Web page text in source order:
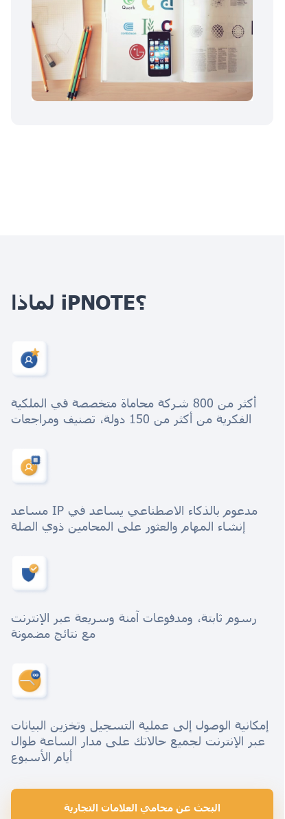
لماذا iPNOTE؟
أكثر من 800 شركة محاماة متخصصة في الملكية
الفكرية من أكثر من 150 دولة، تصنيف ومراجعات
مساعد IP مدعوم بالذكاء الاصطناعي يساعد في
إنشاء المهام والعثور على المحامين ذوي الصلة
رسوم ثابتة، ومدفوعات آمنة وسريعة عبر الإنترنت
مع نتائج مضمونة
إمكانية الوصول إلى عملية التسجيل وتخزين البيانات
عبر الإنترنت لجميع حالاتك على مدار الساعة طوال
أيام الأسبوع
البحث عن محامي العلامات التجارية